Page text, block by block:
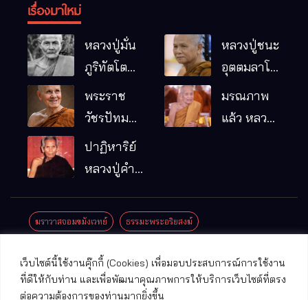
เว็บไซต์นี้ใช้งานคุ๊กกี้ (Cookies) เพื่อมอบประสบการณ์การใช้งาน
ที่ดีให้กับท่าน และเพื่อพัฒนาคุณภาพการให้บริการเว็บไซต์ที่ตรง
ต่อความต้องการของท่านมากยิ่งขึ้น
เรื่องมาใหม่
หลวงปู่มั่น
ภูริทัตโต
พระอริยเจ้า
ผู้เป็นบิดา
รมฐาน
หลวงปู่ชนะ
อุตตมลาโภ
หมากอื๋อ
พระราช
วัชรปัทม
คุณ (หลวง
ปู่บัวเกตุ
แล้ว วัดป่า
อ.แม่ริม
จ.เชียงใหม่
มรณภาพ
แล้ว หลวง
ปาฏิหาริย์
หลวงปู่คำ
มณี
ฆราวาสจอมขมังเวทย์ ธรรมะพระอริยสงฆ์
ปาฏิหาริย์พระเครื่อง